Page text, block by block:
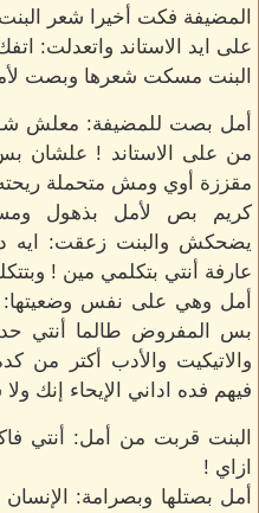
المضيفة فكت أخيرا شعر
على ايد الاستاند واتعدلت:
البنت مسكت شعرها وبصت
أمل بصت للمضيفة: معلش
من على الاستاند ! علشان
مقززة أوي ومش متحملة
كريم بص لأمل بذهول
يضحكش والبنت زعقت: ايه
عارفة أنتي بتكلمي مين !
أمل وهي على نفس
بس المفروض طالما أنتي
والاتيكيت والأدب أكتر
فيهم فده اداني الإيحاء إنك
البنت قربت من أمل: أنتي
ازاي !
أمل بصتلها وبصرامة: